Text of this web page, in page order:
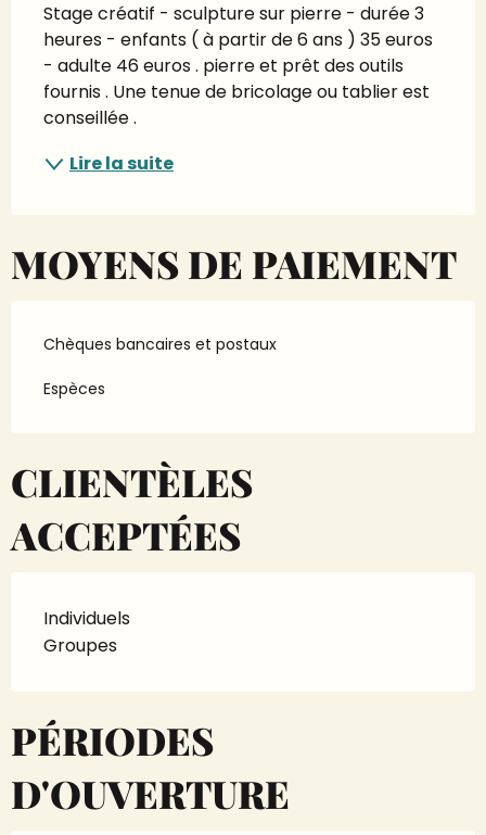
Stage créatif - sculpture sur pierre - durée 3
heures - enfants ( à partir de 6 ans ) 35 euros
- adulte 46 euros . pierre et prêt des outils
fournis . Une tenue de bricolage ou tablier est
conseillée .
Lire la suite
MOYENS DE PAIEMENT
Chèques bancaires et postaux
Espèces
CLIENTÈLES
ACCEPTÉES
Individuels
Groupes
PÉRIODES
D'OUVERTURE